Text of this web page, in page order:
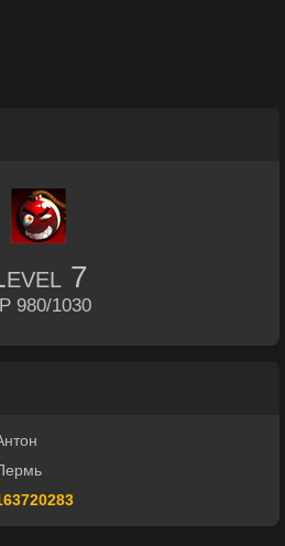
7
980/1030